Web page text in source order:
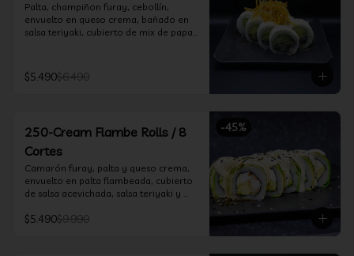
Palta, champiñon furay, cebollín,
envuelto en queso crema, bañado en
salsa teriyaki, cubierto de mix de papas
$5.490$6.490
-45%
250-Cream Flambe Rolls / 8
Cortes
Camarón furay, palta y queso crema,
envuelto en palta flambeada, cubierto
de salsa acevichada, salsa teriyaki y
$5.490$9.990